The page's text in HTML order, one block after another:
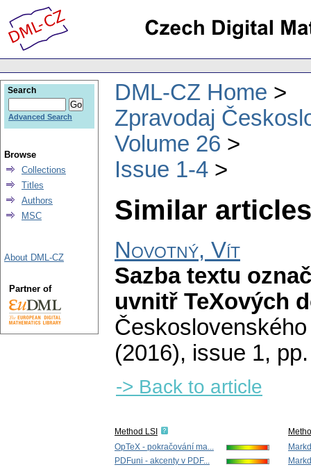
DML-CZ Home
Zpravodaj
Volume 26
Issue 1-4
Similar
Novotný, Vít
Sazba textu
uvnitř TeXových
(2016), issue 1,
-> Back to article
Method LSI
OpTeX - pokračování ma...
PDFuni - akcenty v PDF...
Search
Advanced Search
Browse
Collections
Titles
Authors
MSC
About DML-CZ
Partner of